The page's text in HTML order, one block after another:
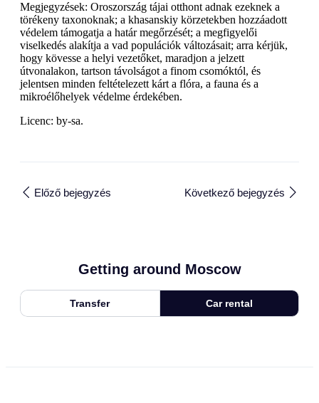
Megjegyzések: Oroszország tájai otthont adnak ezeknek a
törékeny taxonoknak; a khasanskiy körzetekben hozzáadott
védelem támogatja a határ megőrzését; a megfigyelői
viselkedés alakítja a vad populációk változásait; arra kérjük,
hogy kövesse a helyi vezetőket, maradjon a jelzett
útvonalakon, tartson távolságot a finom csomóktól, és
jelentsen minden feltételezett kárt a flóra, a fauna és a
mikroélőhelyek védelme érdekében.
Licenc: by-sa.
Előző bejegyzés Következő bejegyzés
Getting around Moscow
Transfer Car rental